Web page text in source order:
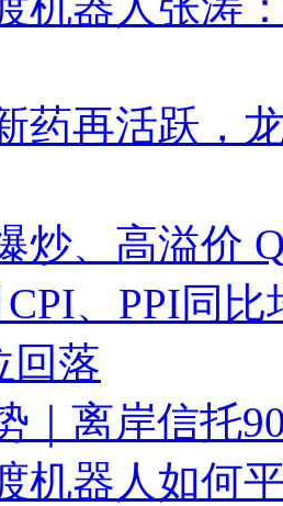
药再活跃，
炒、高溢价
CPI、PPI同
回落
｜离岸信托
机器人如何